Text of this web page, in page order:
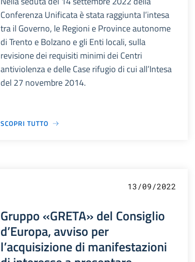
Conferenza Unificata è stata raggiunta l’intesa
tra il Governo, le Regioni e Province autonome
di Trento e Bolzano e gli Enti locali, sulla
revisione dei requisiti minimi dei Centri
antiviolenza e delle Case rifugio di cui all’Intesa
del 27 novembre 2014.
SCOPRI TUTTO
13/09/2022
Gruppo «GRETA» del Consiglio
d’Europa, avviso per
l’acquisizione di manifestazioni